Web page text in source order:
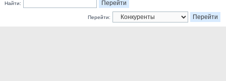
Найти:
Перейти: